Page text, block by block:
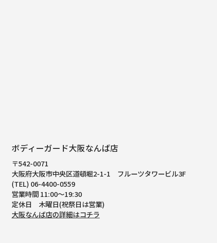
ボディーガード大阪なんば店
〒542-0071
大阪府大阪市中央区道頓堀2-1-1
フルーツタワービル3F
(TEL) 06-4400-0559
営業時間 11:00～19:30
定休日 木曜日(祝祭日は営業)
大阪なんば店の詳細はコチラ